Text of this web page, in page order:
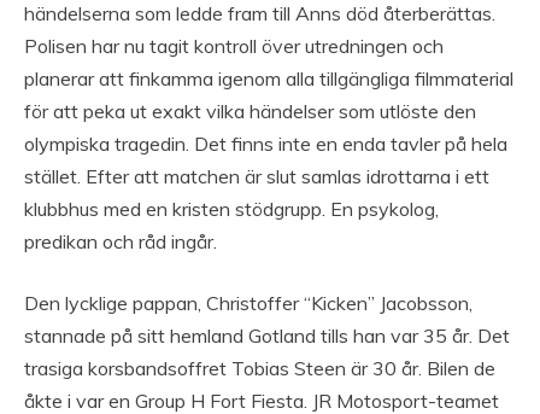
händelserna som ledde fram till Anns död återberättas.
Polisen har nu tagit kontroll över utredningen och
planerar att finkamma igenom alla tillgängliga filmmaterial
för att peka ut exakt vilka händelser som utlöste den
olympiska tragedin. Det finns inte en enda tavler på hela
stället. Efter att matchen är slut samlas idrottarna i ett
klubbhus med en kristen stödgrupp. En psykolog,
predikan och råd ingår.
Den lycklige pappan, Christoffer “Kicken” Jacobsson,
stannade på sitt hemland Gotland tills han var 35 år. Det
trasiga korsbandsoffret Tobias Steen är 30 år. Bilen de
åkte i var en Group H Fort Fiesta. JR Motosport-teamet